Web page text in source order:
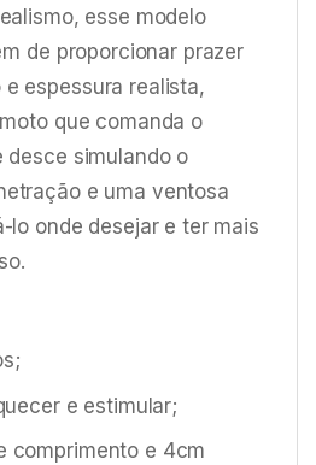
esse modelo
de proporcionar prazer
espessura realista,
que comanda o
desce simulando o
e uma ventosa
lo onde desejar e ter mais
e estimular;
comprimento e 4cm